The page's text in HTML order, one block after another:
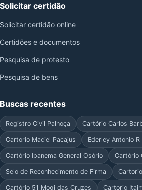
Solicitar certidão
Solicitar certidão online
Certidões e documentos
Pesquisa de protesto
Pesquisa de bens
Buscas recentes
Registro Civil Palhoça Cartório Carlos
Cartorio Maciel Pacajus Ederley Antonio
Cartório Ipanema General Osório Cartório
Selo de Reconhecimento de Firma
Cartório 51 Mogi das Cruzes Cartorio